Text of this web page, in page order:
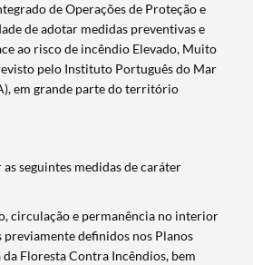
de Operações de Proteção e
de adotar medidas preventivas e
ao risco de incêndio Elevado, Muito
pelo Instituto Português do Mar
em grande parte do território
seguintes medidas de caráter
circulação e permanência no interior
previamente definidos nos Planos
Floresta Contra Incêndios, bem